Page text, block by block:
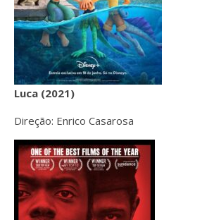
Luca (2021)
Direção: Enrico Casarosa